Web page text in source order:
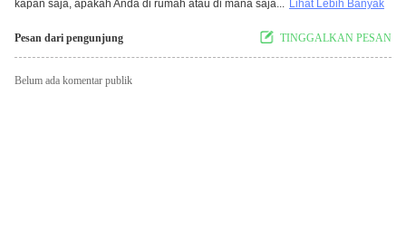
kapan saja, apakah Anda di rumah atau di mana saja... Lihat Lebih Banyak
Pesan dari pengunjung TINGGALKAN PESAN
Belum ada komentar publik